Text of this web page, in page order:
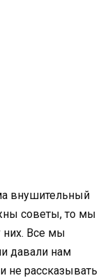
внушительный
советы, то мы
них. Все мы
давали нам
не рассказывать